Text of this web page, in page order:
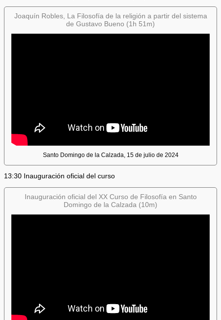
Joaquín Robles, La Filosofía de la religión a partir del sistema
de Gustavo Bueno (1h 51m)
Santo Domingo de la Calzada, 15 de julio de 2024
13:30 Inauguración oficial del curso
Inauguración oficial del XX Curso de Filosofía en Santo
Domingo de la Calzada (10m)